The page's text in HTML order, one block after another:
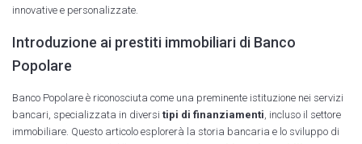
innovative e personalizzate.
Introduzione ai prestiti immobiliari di Banco
Popolare
Banco Popolare è riconosciuta come una preminente istituzione nei servizi
bancari, specializzata in diversi tipi di finanziamenti , incluso il settore
immobiliare. Questo articolo esplorerà la storia bancaria e lo sviluppo di